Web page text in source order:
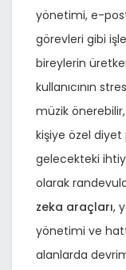
yönetimi, e-
görevleri gibi
bireylerin
kullanıcının
müzik önerebilir,
kişiye özel diyet
gelecekteki
olarak
zeka araçları,
yönetimi ve
alanlarda